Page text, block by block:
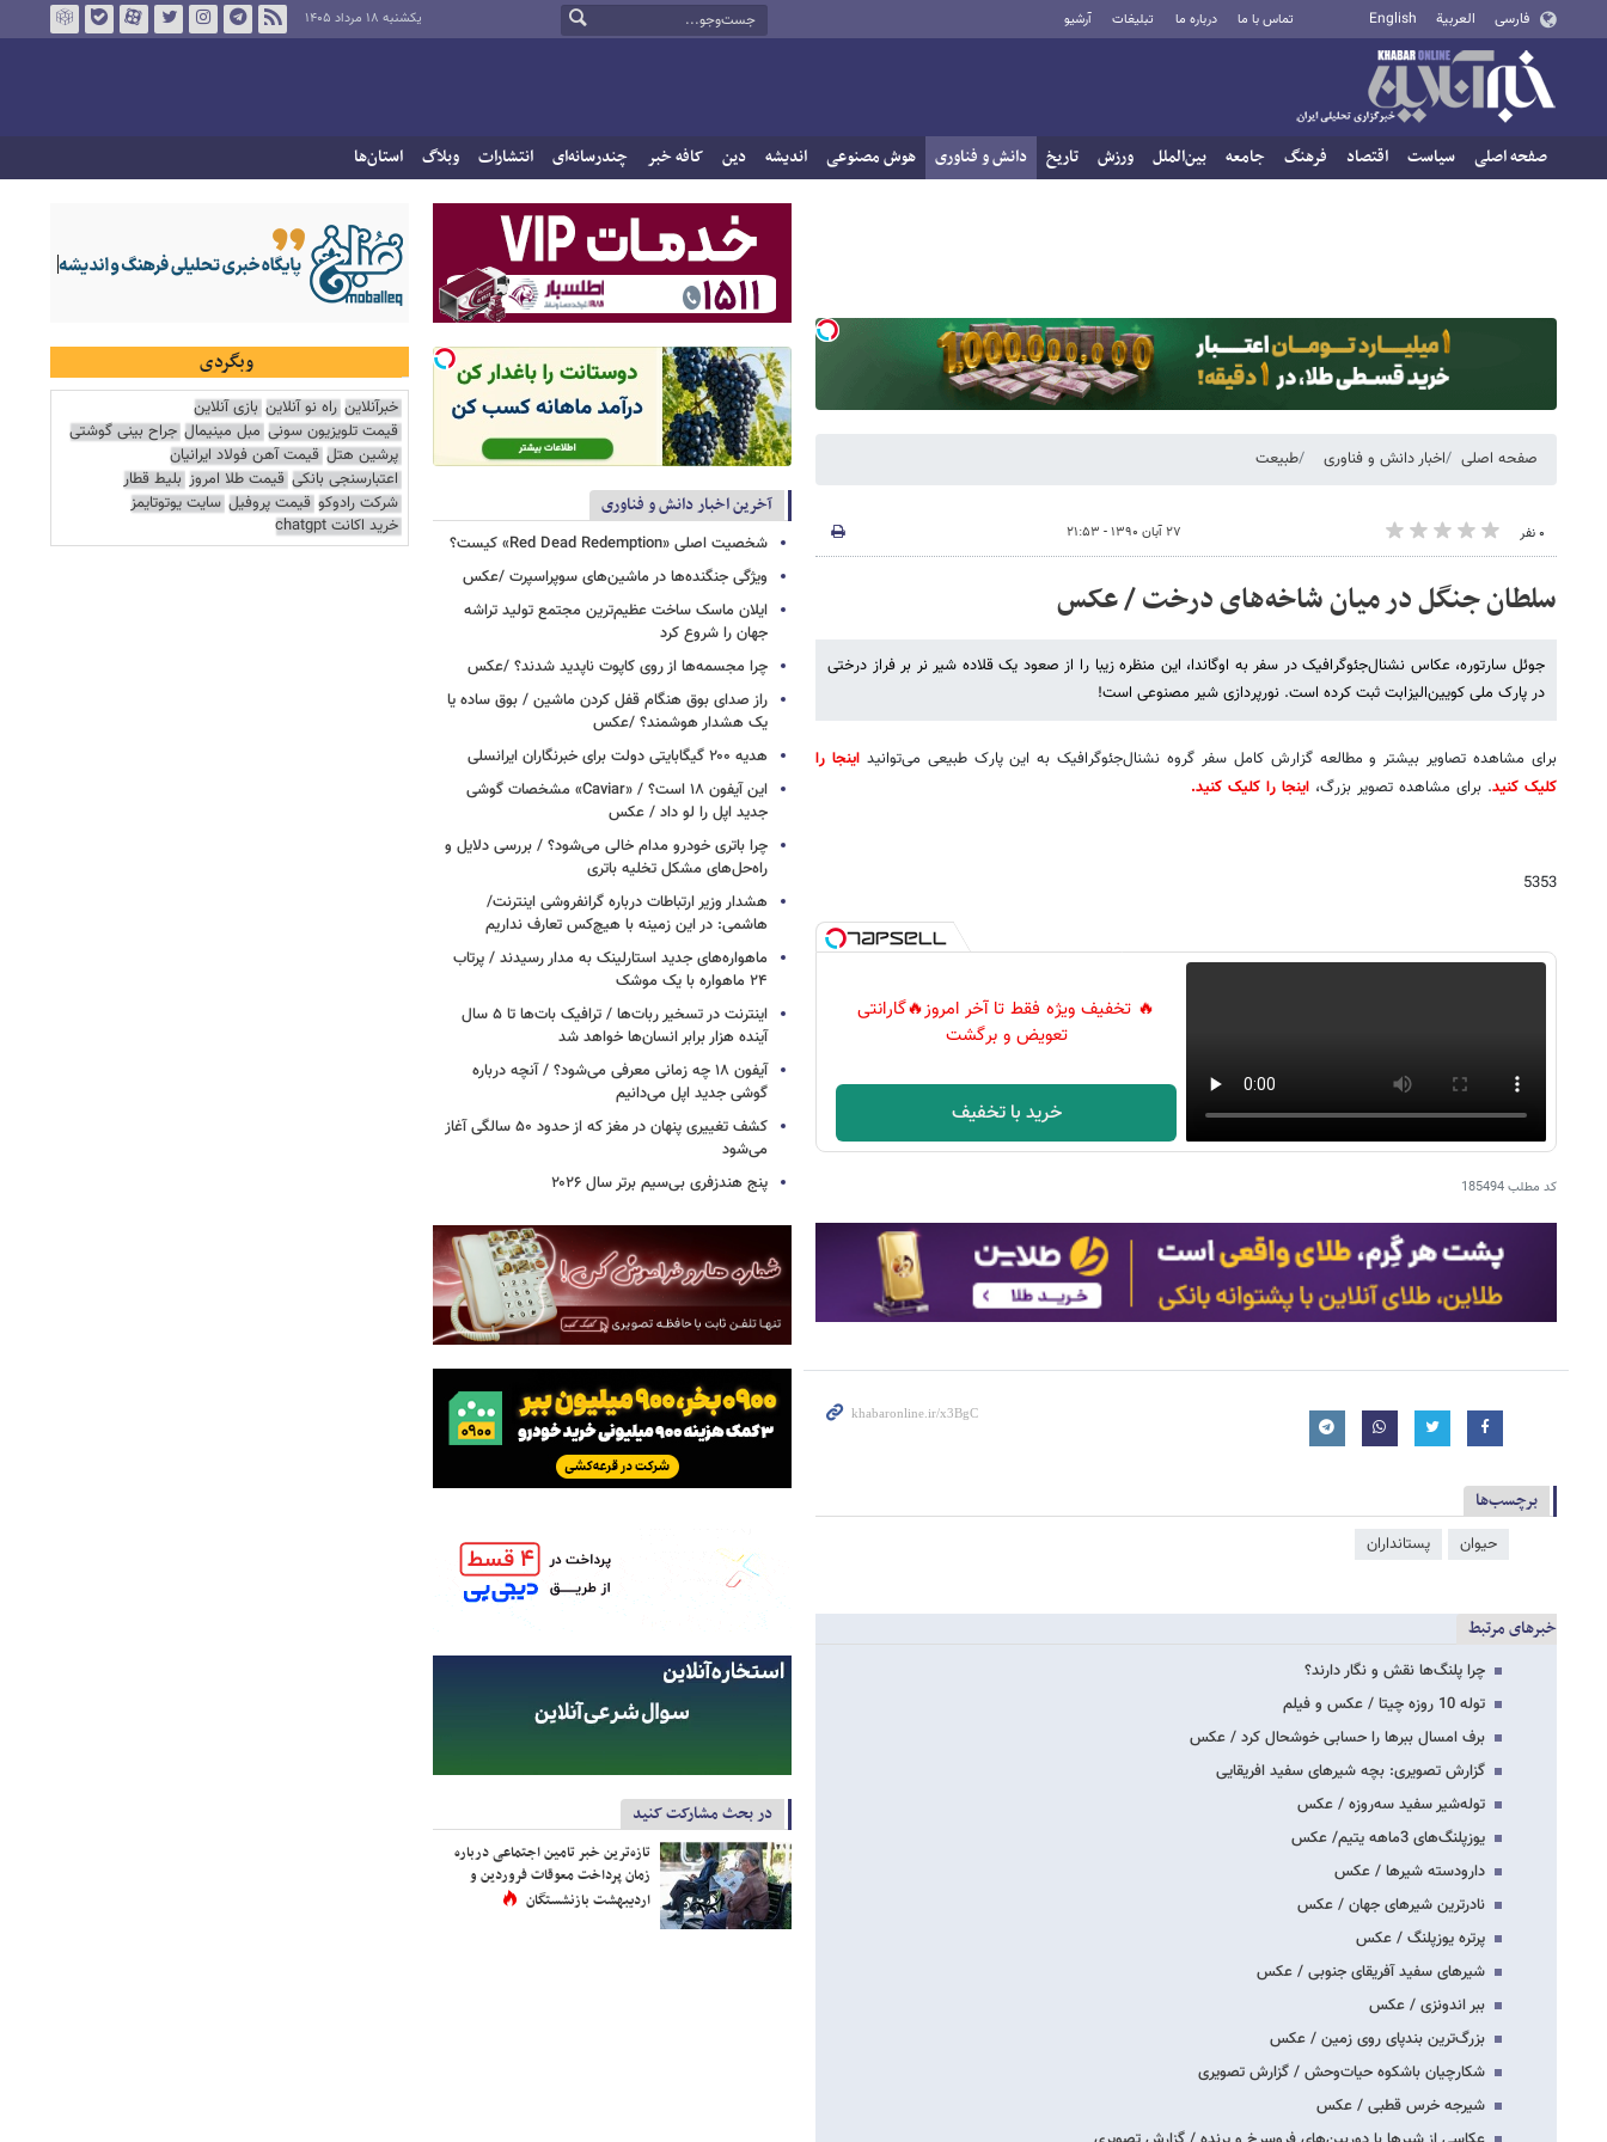
فارسی العربية English تماس با ما درباره ما تبلیغات آرشیو یکشنبه ۱۸ مرداد ۱۴۰۵
صفحه اصلی سیاست اقتصاد فرهنگ جامعه بین‌الملل ورزش تاریخ دانش و فناوری هوش مصنوعی اندیشه دین کافه خبر چندرسانه‌ای انتشارات وبلاگ استان‌ها
صفحه اصلی اخبار دانش و فناوری طبیعت
۰ نفر ۲۷ آبان ۱۳۹۰ - ۲۱:۵۳
سلطان جنگل در میان شاخه‌های درخت / عکس
جوئل سارتوره، عکاس نشنال‌جئوگرافیک در سفر به اوگاندا، این منظره زیبا را از صعود یک قلاده شیر نر بر فراز درختی
در پارک ملی کویین‌الیزابت ثبت کرده است. نورپردازی شیر مصنوعی است!
برای مشاهده تصاویر بیشتر و مطالعه گزارش کامل سفر گروه نشنال‌جئوگرافیک به این پارک طبیعی می‌توانیداینجا را
کلیک کنید. برای مشاهده تصویر بزرگ، اینجا را کلیک کنید.
5353
🔥 تخفیف ویژه فقط تا آخر امروز🔥گارانتی
تعویض و برگشت
خرید با تخفیف
کد مطلب185494
برچسب‌ها
حیوان پستانداران
خبرهای مرتبط
چرا پلنگ‌ها نقش و نگار دارند؟
توله 10 روزه چیتا / عکس و فیلم
برف امسال ببرها را حسابی خوشحال کرد / عکس
گزارش تصویری: بچه شیرهای سفید افریقایی
توله‌شیر سفید سه‌روزه / عکس
یوزپلنگ‌های 3ماهه یتیم/ عکس
دارودسته شیرها / عکس
نادرترین شیرهای جهان / عکس
پرتره یوزپلنگ / عکس
شیرهای سفید آفریقای جنوبی / عکس
ببر اندونزی / عکس
بزرگ‌ترین بندپای روی زمین / عکس
شکارچیان باشکوه حیات‌وحش / گزارش تصویری
شیرجه خرس قطبی / عکس
آخرین اخبار دانش و فناوری
شخصیت اصلی «Red Dead Redemption» کیست؟
ویژگی جنگنده‌ها در ماشین‌های سوپراسپرت /عکس
ایلان ماسک ساخت عظیم‌ترین مجتمع تولید تراشه
جهان را شروع کرد
چرا مجسمه‌ها از روی کاپوت‌ ناپدید شدند؟ /عکس
راز صدای بوق هنگام قفل کردن ماشین / بوق ساده یا
یک هشدار هوشمند؟ /عکس
هدیه ۲۰۰ گیگابایتی دولت برای خبرنگاران ایرانسلی
این آیفون ۱۸ است؟ / «Caviar» مشخصات گوشی
جدید اپل را لو داد / عکس
چرا باتری خودرو مدام خالی می‌شود؟ / بررسی دلایل و
راه‌حل‌های مشکل تخلیه باتری
هشدار وزیر ارتباطات درباره گرانفروشی اینترنت/
هاشمی: در این زمینه با هیچ‌کس تعارف نداریم
ماهواره‌های جدید استارلینک به مدار رسیدند / پرتاب
۲۴ ماهواره با یک موشک
اینترنت در تسخیر ربات‌ها / ترافیک بات‌ها تا ۵ سال
آینده هزار برابر انسان‌ها خواهد شد
آیفون ۱۸ چه زمانی معرفی می‌شود؟ / آنچه درباره
گوشی جدید اپل می‌دانیم
کشف تغییری پنهان در مغز که از حدود ۵۰ سالگی آغاز
می‌شود
پنج هندزفری بی‌سیم برتر سال ۲۰۲۶
در بحث مشارکت کنید
تازه‌ترین خبر تامین اجتماعی درباره
زمان پرداخت معوقات فروردین و
اردیبهشت بازنشستگان
وبگردی
خبرآنلاین راه نو آنلاین بازی آنلاین
قیمت تلویزیون سونی مبل مینیمال جراح بینی گوشتی
پرشین هتل قیمت آهن فولاد ایرانیان
اعتبارسنجی بانکی قیمت طلا امروز بلیط قطار
شرکت رادوکو قیمت پروفیل سایت یوتوتایمز
خرید اکانت chatgpt